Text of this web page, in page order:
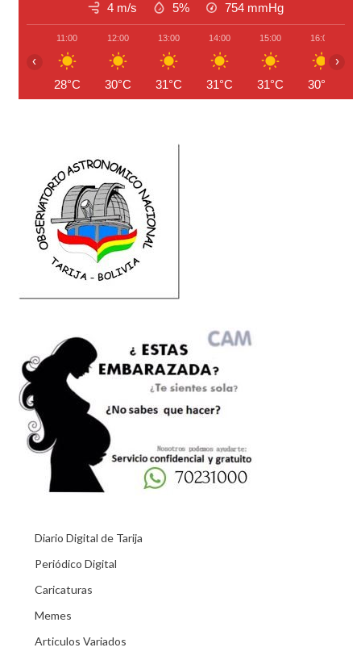
4 m/s 5% 754 mmHg
11:00
28°C
12:00
30°C
13:00
31°C
14:00
31°C
15:00
31°C
16:00
30°C
‹ ›
Diario Digital de Tarija
Periódico Digital
Caricaturas
Memes
Articulos Variados